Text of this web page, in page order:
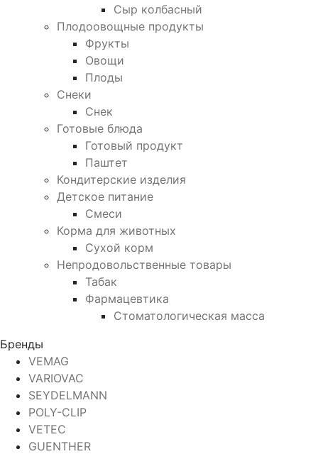
Сыр колбасный
Плодоовощные продукты
Фрукты
Овощи
Плоды
Снеки
Снек
Готовые блюда
Готовый продукт
Паштет
Кондитерские изделия
Детское питание
Смеси
Корма для животных
Сухой корм
Непродовольственные товары
Табак
Фармацевтика
Стоматологическая масса
Бренды
VEMAG
VARIOVAC
SEYDELMANN
POLY-CLIP
VETEC
GUENTHER